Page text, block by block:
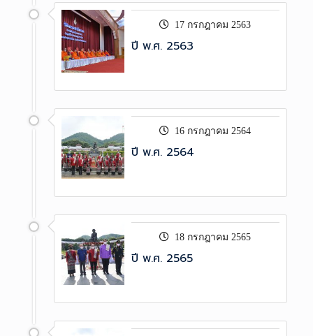
17 กรกฎาคม 2563
ปี พ.ศ. 2563
16 กรกฎาคม 2564
ปี พ.ศ. 2564
18 กรกฎาคม 2565
ปี พ.ศ. 2565